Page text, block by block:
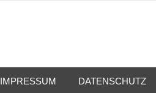
IMPRESSUM DATENSCHUTZ